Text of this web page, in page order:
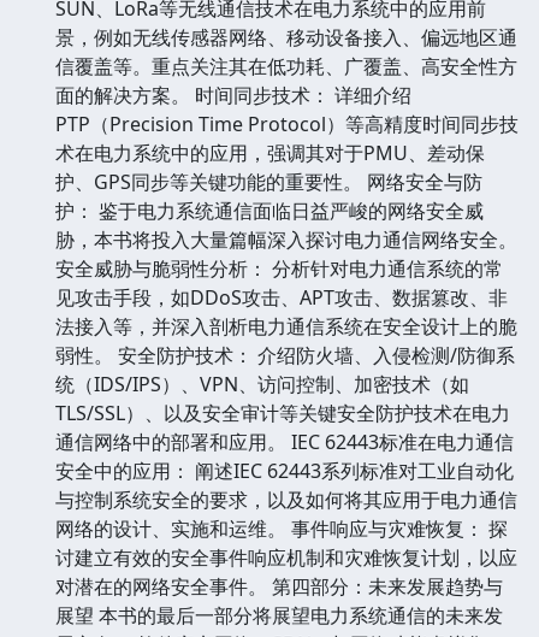
SUN、LoRa等无线通信技术在电力系统中的应用前
景，例如无线传感器网络、移动设备接入、偏远地区通
信覆盖等。重点关注其在低功耗、广覆盖、高安全性方
面的解决方案。 时间同步技术： 详细介绍
PTP（Precision Time Protocol）等高精度时间同步技
术在电力系统中的应用，强调其对于PMU、差动保
护、GPS同步等关键功能的重要性。 网络安全与防
护： 鉴于电力系统通信面临日益严峻的网络安全威
胁，本书将投入大量篇幅深入探讨电力通信网络安全。
安全威胁与脆弱性分析： 分析针对电力通信系统的常
见攻击手段，如DDoS攻击、APT攻击、数据篡改、非
法接入等，并深入剖析电力通信系统在安全设计上的脆
弱性。 安全防护技术： 介绍防火墙、入侵检测/防御系
统（IDS/IPS）、VPN、访问控制、加密技术（如
TLS/SSL）、以及安全审计等关键安全防护技术在电力
通信网络中的部署和应用。 IEC 62443标准在电力通信
安全中的应用： 阐述IEC 62443系列标准对工业自动化
与控制系统安全的要求，以及如何将其应用于电力通信
网络的设计、实施和运维。 事件响应与灾难恢复： 探
讨建立有效的安全事件响应机制和灾难恢复计划，以应
对潜在的网络安全事件。 第四部分：未来发展趋势与
展望 本书的最后一部分将展望电力系统通信的未来发